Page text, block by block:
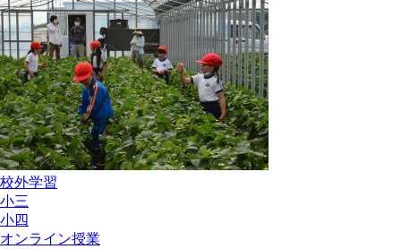
校外学習
小三
小四
オンライン授業